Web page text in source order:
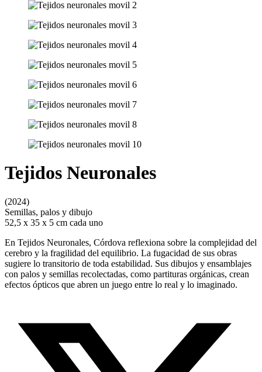
Tejidos Neuronales
(2024)
Semillas, palos y dibujo
52,5 x 35 x 5 cm cada uno
En Tejidos Neuronales, Córdova reflexiona sobre la complejidad del
cerebro y la fragilidad del equilibrio. La fugacidad de sus obras
sugiere lo transitorio de toda estabilidad. Sus dibujos y ensamblajes
con palos y semillas recolectadas, como partituras orgánicas, crean
efectos ópticos que abren un juego entre lo real y lo imaginado.